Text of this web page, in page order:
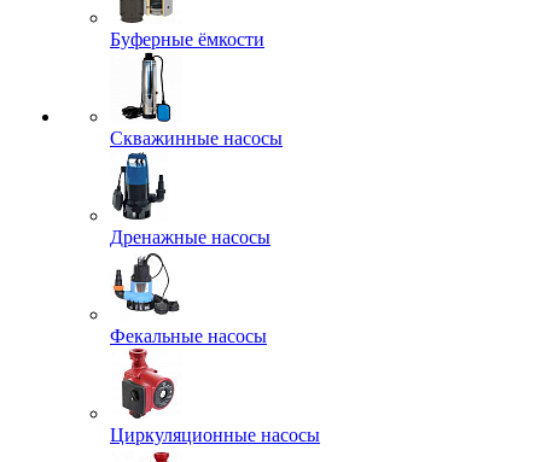
Буферные ёмкости
Скважинные насосы
Дренажные насосы
Фекальные насосы
Циркуляционные насосы